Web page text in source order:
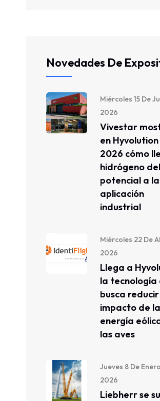
Novedades De
Miércoles 15 De
2026
Vivestar
en Hyvolution
2026 cómo
hidrógeno del
potencial a la
aplicación
industrial
Miércoles 22 De
2026
Llega a
la tecnología
busca
impacto de la
energía
las aves
Jueves 8 De
2026
Liebherr se